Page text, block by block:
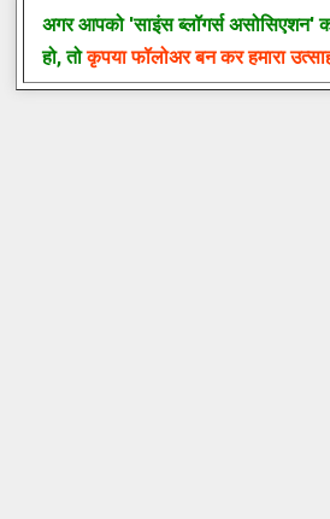
अगर आपको 'साइंस ब्लॉगर्स असोसिएशन'
हो,तो कृपया फॉलोअर बन कर हमारा